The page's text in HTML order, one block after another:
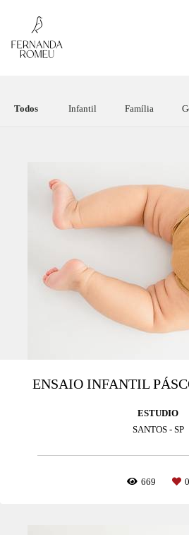
Todos Infantil Família
ENSAIO INFANTIL
ESTUDIO
SANTOS - SP
669 0